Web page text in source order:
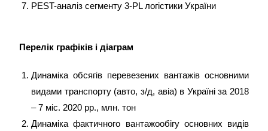
PEST-аналіз сегменту 3-PL логістики України
Перелік графіків і діаграм
Динаміка обсягів перевезених вантажів основними
видами транспорту (авто, з/д, авіа) в Україні за 2018
– 7 міс. 2020 рр., млн. тон
Динаміка фактичного вантажообігу основних видів